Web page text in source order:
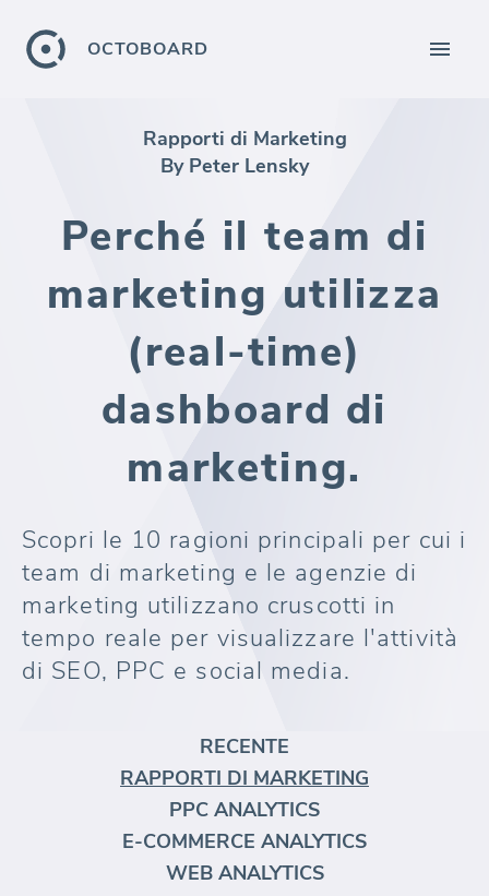
OCTOBOARD
Rapporti di Marketing
By Peter Lensky
Perché il team di
marketing utilizza
(real-time)
dashboard di
marketing.
Scopri le 10 ragioni principali per cui i
team di marketing e le agenzie di
marketing utilizzano cruscotti in
tempo reale per visualizzare l'attività
di SEO, PPC e social media.
RECENTE
RAPPORTI DI MARKETING
PPC ANALYTICS
E-COMMERCE ANALYTICS
WEB ANALYTICS